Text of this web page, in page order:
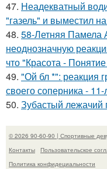
47. Неадекватный
"газель" и выместил
48. 58-Летняя Памела
неоднозначную
что "Красота -
49. "Ой бл *": реакция
своего соперника -
50. Зубастый лежачий
© 2026 90-60-90 | Спортивные
Контакты
Пользовательское
Политика конфидециальности